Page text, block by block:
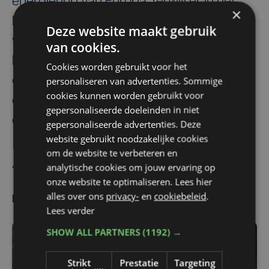
Ruhrgebied heel wat vraag is naar groene
waterstof, zo vertelt Antwerps
havenschepen Annick De Ridder. Het is
ook de bedoeling nog extra in te zetten op
de spoorverbindingen tussen Vlaanderen
en het Ruhrgebied.
RedactieBelga
Meest gelezen
×
Deze website maakt gebruik
van cookies.
Cookies worden gebruikt voor het
personaliseren van advertenties. Sommige
cookies kunnen worden gebruikt voor
gepersonaliseerde doeleinden in niet
gepersonaliseerde advertenties. Deze
website gebruikt noodzakelijke cookies
om de website te verbeteren en
analytische cookies om jouw ervaring op
onze website te optimaliseren. Lees hier
alles over ons privacy- en cookiebeleid.
Lees verder
SHOW ALL PARTNERS(1192) →
Strikt
Prestatie Targeting